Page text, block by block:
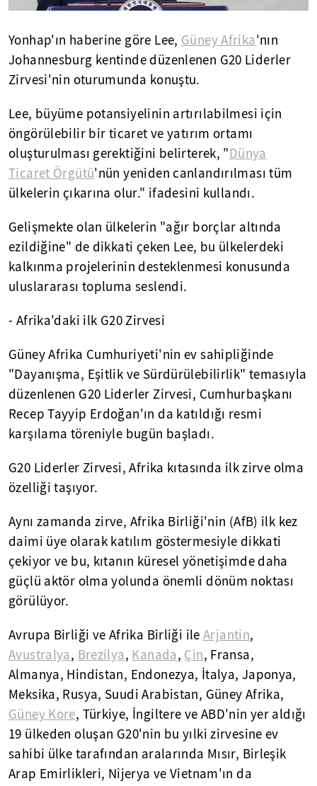
Yonhap'ın haberine göre Lee, Güney Afrika'nın
Johannesburg kentinde düzenlenen G20 Liderler
Zirvesi'nin oturumunda konuştu.
Lee, büyüme potansiyelinin artırılabilmesi için
öngörülebilir bir ticaret ve yatırım ortamı
oluşturulması gerektiğini belirterek, "Dünya
Ticaret Örgütü'nün yeniden canlandırılması tüm
ülkelerin çıkarına olur." ifadesini kullandı.
Gelişmekte olan ülkelerin "ağır borçlar altında
ezildiğine" de dikkati çeken Lee, bu ülkelerdeki
kalkınma projelerinin desteklenmesi konusunda
uluslararası topluma seslendi.
- Afrika'daki ilk G20 Zirvesi
Güney Afrika Cumhuriyeti'nin ev sahipliğinde
"Dayanışma, Eşitlik ve Sürdürülebilirlik" temasıyla
düzenlenen G20 Liderler Zirvesi, Cumhurbaşkanı
Recep Tayyip Erdoğan'ın da katıldığı resmi
karşılama töreniyle bugün başladı.
G20 Liderler Zirvesi, Afrika kıtasında ilk zirve olma
özelliği taşıyor.
Aynı zamanda zirve, Afrika Birliği'nin (AfB) ilk kez
daimi üye olarak katılım göstermesiyle dikkati
çekiyor ve bu, kıtanın küresel yönetişimde daha
güçlü aktör olma yolunda önemli dönüm noktası
görülüyor.
Avrupa Birliği ve Afrika Birliği ileArjantin,
Avustralya, Brezilya, Kanada, Çin, Fransa,
Almanya, Hindistan, Endonezya, İtalya, Japonya,
Meksika, Rusya, Suudi Arabistan, Güney Afrika,
Güney Kore, Türkiye, İngiltere ve ABD'nin yer aldığı
19 ülkeden oluşan G20'nin bu yılki zirvesine ev
sahibi ülke tarafından aralarında Mısır, Birleşik
Arap Emirlikleri, Nijerya ve Vietnam'ın da